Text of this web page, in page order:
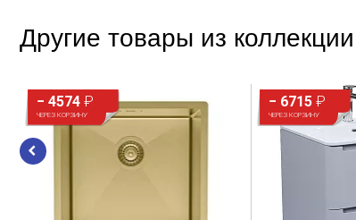
Другие товары из
− 4574 ₽
ЧЕРЕЗ КОРЗИНУ
− 6715 ₽
ЧЕРЕЗ КОРЗИНУ